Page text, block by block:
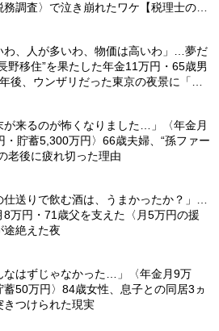
務調査〉で泣き崩れたワケ【税理士の助
わ、人が多いわ、物価は高いわ」…夢だ
野移住”を果たした年金11万円・65歳男
後、ウンザリだった東京の夜景に「癒
が来るのが怖くなりました…」〈年金月
・貯蓄5,300万円〉66歳夫婦、“孫ファー
老後に疲れ切った理由
仕送りで飲む酒は、うまかったか？」…
8万円・71歳父を支えた〈月5万円の援
途絶えた夜
なはずじゃなかった…」〈年金月9万
蓄50万円〉84歳女性、息子との同居3ヵ
きつけられた現実